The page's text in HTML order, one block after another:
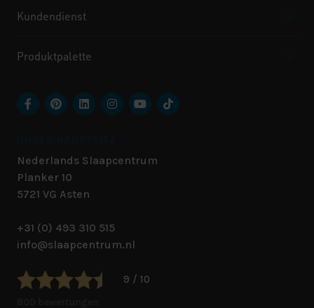
Kundendienst
Produktpalette
Nederlands Slaapcentrum
Planker 10
5721 VG Asten
+31 (0) 493 310 515
info@slaapcentrum.nl
9 / 10